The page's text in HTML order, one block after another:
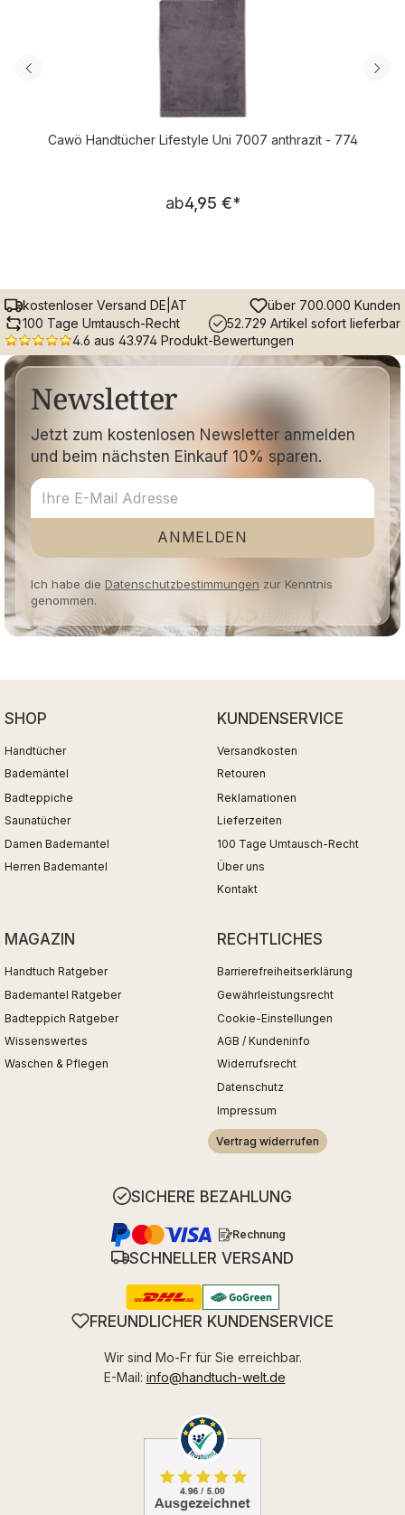
Cawö Handtücher Lifestyle Uni 7007 anthrazit - 774
Regulärer Preis:
ab4,95 €*
kostenloser Versand DE|AT
über 700.000 Kunden
100 Tage Umtausch-Recht
52.729 Artikel sofort lieferbar
4.6 aus 43.974 Produkt-Bewertungen
Newsletter
Jetzt zum kostenlosen Newsletter anmelden
und beim nächsten Einkauf 10% sparen.
ANMELDEN
Ich habe die Datenschutzbestimmungen zur Kenntnis
genommen.
SHOP
Handtücher
Bademäntel
Badteppiche
Saunatücher
Damen Bademantel
Herren Bademantel
KUNDENSERVICE
Versandkosten
Retouren
Reklamationen
Lieferzeiten
100 Tage Umtausch-Recht
Über uns
Kontakt
MAGAZIN
Handtuch Ratgeber
Bademantel Ratgeber
Badteppich Ratgeber
Wissenswertes
Waschen & Pflegen
RECHTLICHES
Barrierefreiheitserklärung
Gewährleistungsrecht
Cookie-Einstellungen
AGB / Kundeninfo
Widerrufsrecht
Datenschutz
Impressum
Vertrag widerrufen
SICHERE BEZAHLUNG
Rechnung
SCHNELLER VERSAND
FREUNDLICHER KUNDENSERVICE
Wir sind Mo-Fr für Sie erreichbar.
E-Mail: info@handtuch-welt.de